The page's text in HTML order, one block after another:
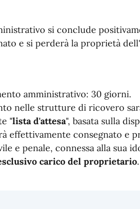
si conclude
e si perderà la proprietà
amministrativo: 30 giorni.
nelle strutture di ricovero
"lista d'attesa", basata sulla
effettivamente consegnato e
e penale, connessa alla sua
carico del proprietario.